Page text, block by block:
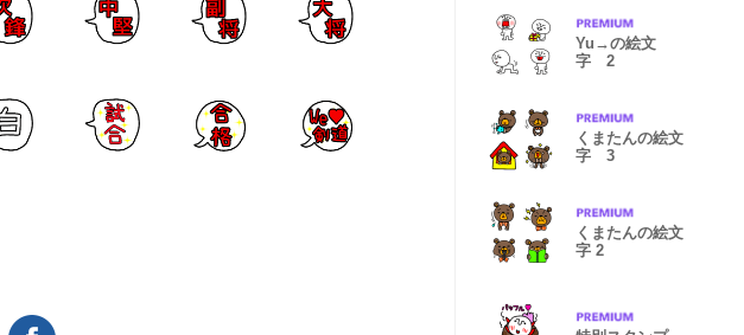
Yu→の絵文
字 2
くまたんの絵文
字 3
くまたんの絵文
字 2